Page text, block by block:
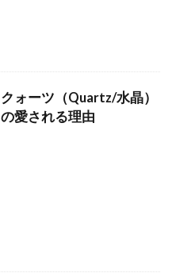
クォーツ（Quartz/水晶）
の愛される理由